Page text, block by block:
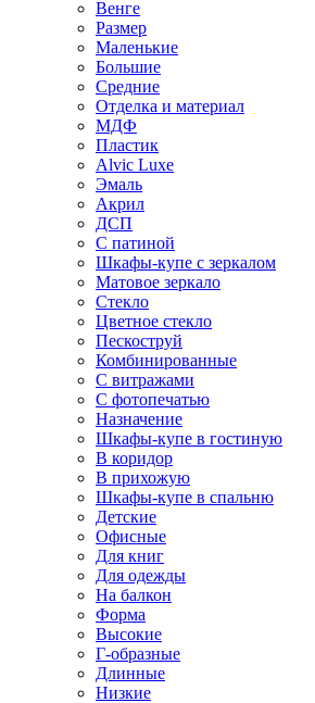
Венге
Размер
Маленькие
Большие
Средние
Отделка и материал
МДФ
Пластик
Alvic Luxe
Эмаль
Акрил
ДСП
С патиной
Шкафы-купе с зеркалом
Матовое зеркало
Стекло
Цветное стекло
Пескоструй
Комбинированные
С витражами
С фотопечатью
Назначение
Шкафы-купе в гостиную
В коридор
В прихожую
Шкафы-купе в спальню
Детские
Офисные
Для книг
Для одежды
На балкон
Форма
Высокие
Г-образные
Длинные
Низкие